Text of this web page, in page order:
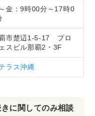
金：9時00分～17時0
市楚辺1-5-17 プロ
スビル那覇2・3F
ラス沖縄
に関してのみ相談